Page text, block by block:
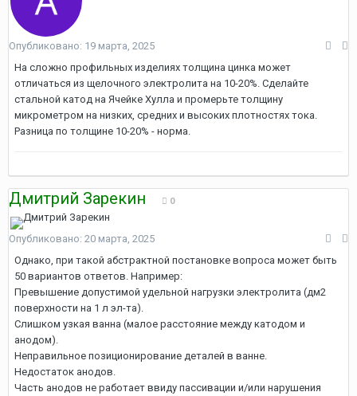
Опубликовано: 19 марта, 2025
На сложно профильных изделиях толщина цинка может
отличаться из щелочного электролита на 10-20%. Сделайте
стальной катод на Ячейке Хулла и промерьте толщину
микрометром на низких, средних и высоких плотностях тока.
Разница по толщине 10-20% - норма.
Дмитрий Зарекин 0
Опубликовано: 20 марта, 2025
Однако, при такой абстрактной постановке вопроса может быть
50 вариантов ответов. Например:
Превышение допустимой удельной нагрузки электролита (дм2
поверхности на 1 л эл-та).
Слишком узкая ванна (малое расстояние между катодом и
анодом).
Неправильное позиционирование деталей в ванне.
Недостаток анодов.
Часть анодов не работает ввиду пассивации и/или нарушения